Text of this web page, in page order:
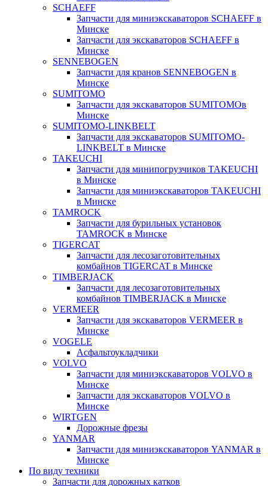
SCHAEFF
Запчасти для миниэкскаваторов SCHAEFF в
Минске
Запчасти для экскаваторов SCHAEFF в
Минске
SENNEBOGEN
Запчасти для кранов SENNEBOGEN в
Минске
SUMITOMO
Запчасти для экскаваторов SUMITOMOв
Минске
SUMITOMO-LINKBELT
Запчасти для экскаваторов SUMITOMO-
LINKBELT в Минске
TAKEUCHI
Запчасти для минипогрузчиков TAKEUCHI
в Минске
Запчасти для миниэкскаваторов TAKEUCHI
в Минске
TAMROCK
Запчасти для бурильных установок
TAMROCK в Минске
TIGERCAT
Запчасти для лесозаготовительных
комбайнов TIGERCAT в Минске
TIMBERJACK
Запчасти для лесозаготовительных
комбайнов TIMBERJACK в Минске
VERMEER
Запчасти для экскаваторов VERMEER в
Минске
VOGELE
Асфальтоукладчики
VOLVO
Запчасти для миниэкскаваторов VOLVO в
Минске
Запчасти для экскаваторов VOLVO в
Минске
WIRTGEN
Дорожные фрезы
YANMAR
Запчасти для миниэкскаваторов YANMAR в
Минске
По виду техники
Запчасти для дорожных катков